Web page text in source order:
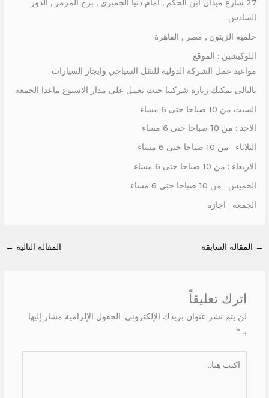
27 شارع ميدان ابن الحكم , امام دنيا الجمبرى , برج المرمر , الدور
السادس
حلميه الزيتون , مصر , القاهرة
اللوكيشين : الموقع
مواعيد عمل الشركة الدولية للنقل السياحي وايجار السيارات
بالتالى يمكنك زيارة شركتنا حيث نعمل على مدار الاسبوع ماعدا الجمعة
السبت من 10 صباحا حتى 6 مساء
الاحد : من 10 صباحا حتى 6 مساء
الثلاثاء : من 10 صباحا حتى 6 مساء
الاربعاء : من 10 صباحا حتى 6 مساء
الخميس : من 10 صباحا حتى 6 مساء
الجمعه : اجازة
→ المقالة السابقة المقالة التالية ←
اترك تعليقاً
لن يتم نشر عنوان بريدك الإلكتروني. الحقول الإلزامية مشار إليها
بـ *